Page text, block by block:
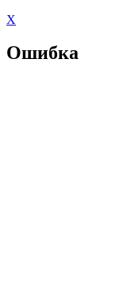
X
Ошибка